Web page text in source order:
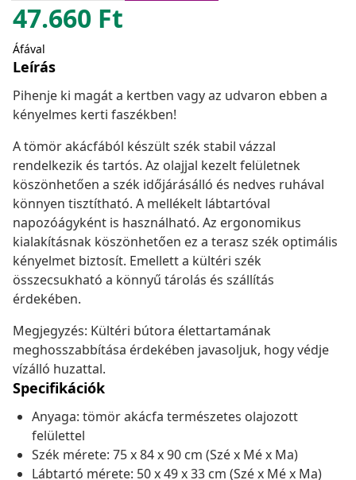
47.660 Ft
Áfával
Leírás
Pihenje ki magát a kertben vagy az udvaron ebben a
kényelmes kerti faszékben!
A tömör akácfából készült szék stabil vázzal
rendelkezik és tartós. Az olajjal kezelt felületnek
köszönhetően a szék időjárásálló és nedves ruhával
könnyen tisztítható. A mellékelt lábtartóval
napozóágyként is használható. Az ergonomikus
kialakításnak köszönhetően ez a terasz szék optimális
kényelmet biztosít. Emellett a kültéri szék
összecsukható a könnyű tárolás és szállítás
érdekében.
Megjegyzés: Kültéri bútora élettartamának
meghosszabbítása érdekében javasoljuk, hogy védje
vízálló huzattal.
Specifikációk
Anyaga: tömör akácfa természetes olajozott
felülettel
Szék mérete: 75 x 84 x 90 cm (Szé x Mé x Ma)
Lábtartó mérete: 50 x 49 x 33 cm (Szé x Mé x Ma)